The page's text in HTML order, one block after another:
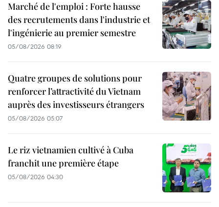
Marché de l'emploi : Forte hausse
des recrutements dans l'industrie et
l'ingénierie au premier semestre
05/08/2026 08:19
Quatre groupes de solutions pour
renforcer l’attractivité du Vietnam
auprès des investisseurs étrangers
05/08/2026 05:07
Le riz vietnamien cultivé à Cuba
franchit une première étape
05/08/2026 04:30